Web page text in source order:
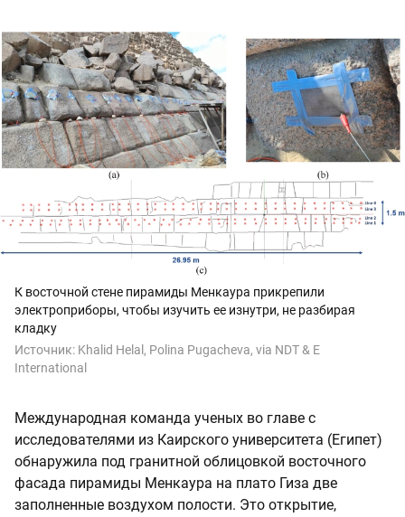
К восточной стене пирамиды Менкаура прикрепили
электроприборы, чтобы изучить ее изнутри, не разбирая
кладку
Источник: Khalid Helal, Polina Pugacheva, via NDT & E
International
Международная команда ученых во главе с
исследователями из Каирского университета (Египет)
обнаружила под гранитной облицовкой восточного
фасада пирамиды Менкаура на плато Гиза две
заполненные воздухом полости. Это открытие,